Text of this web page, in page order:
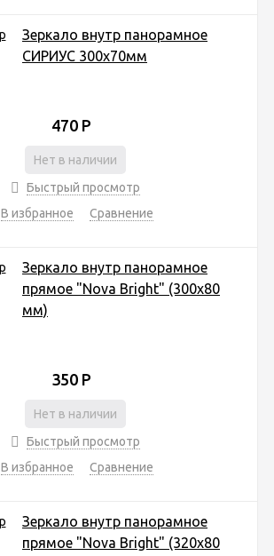
Зеркало внутр панорамное
СИРИУС 300х70мм
470 Р
Нет в наличии
Быстрый просмотр
В избранное
Сравнение
Зеркало внутр панорамное
прямое "Nova Bright" (300х80
мм)
350 Р
Нет в наличии
Быстрый просмотр
В избранное
Сравнение
Зеркало внутр панорамное
прямое "Nova Bright" (320х80